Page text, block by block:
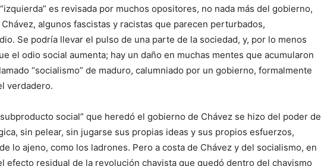
es revisada por muchos opositores, no nada más del gobierno,
algunos fascistas y racistas que parecen perturbados,
Se podría llevar el pulso de una parte de la sociedad, y, por lo menos
el odio social aumenta; hay un daño en muchas mentes que acumularon
“socialismo” de maduro, calumniado por un gobierno, formalmente
verdadero.
social” que heredó el gobierno de Chávez se hizo del poder de
sin pelear, sin jugarse sus propias ideas y sus propios esfuerzos,
lo ajeno, como los ladrones. Pero a costa de Chávez y del socialismo, en
efecto residual de la revolución chavista que quedó dentro del chavismo